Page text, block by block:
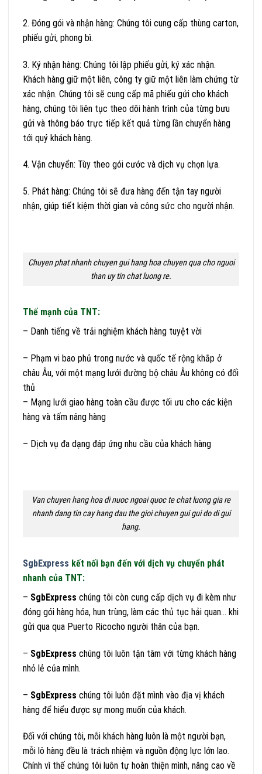
2. Đóng gói và nhận hàng: Chúng tôi cung cấp thùng carton,
phiếu gửi, phong bì.
3. Ký nhận hàng: Chúng tôi lập phiếu gửi, ký xác nhận.
Khách hàng giữ một liên, công ty giữ một liên làm chứng từ
xác nhận. Chúng tôi sẽ cung cấp mã phiếu gửi cho khách
hàng, chúng tôi liên tục theo dõi hành trình của từng bưu
gửi và thông báo trực tiếp kết quả từng lần chuyển hàng
tới quý khách hàng.
4. Vận chuyển: Tùy theo gói cước và dịch vụ chọn lựa.
5. Phát hàng: Chúng tôi sẽ đưa hàng đến tận tay người
nhận, giúp tiết kiệm thời gian và công sức cho người nhận.
Chuyen phat nhanh chuyen gui hang hoa chuyen qua cho nguoi
than uy tin chat luong re.
Thế mạnh của TNT:
– Danh tiếng về trải nghiệm khách hàng tuyệt vời
– Phạm vi bao phủ trong nước và quốc tế rộng khắp ở
châu Âu, với một mạng lưới đường bộ châu Âu không có đối
thủ
– Mạng lưới giao hàng toàn cầu được tối ưu cho các kiện
hàng và tấm nâng hàng
– Dịch vụ đa dạng đáp ứng nhu cầu của khách hàng
Van chuyen hang hoa di nuoc ngoai quoc te chat luong gia re
nhanh dang tin cay hang dau the gioi chuyen gui gui do di gui
hang.
SgbExpress kết nối bạn đến với dịch vụ chuyển phát
nhanh của TNT:
– SgbExpress chúng tôi còn cung cấp dịch vụ đi kèm như
đóng gói hàng hóa, hun trùng, làm các thủ tục hải quan… khi
gửi qua qua Puerto Ricocho người thân của bạn.
– SgbExpress chúng tôi luôn tận tâm với từng khách hàng
nhỏ lẻ của mình.
– SgbExpress chúng tôi luôn đặt mình vào địa vị khách
hàng để hiểu được sự mong muốn của khách.
Đối với chúng tôi, mỗi khách hàng luôn là một người bạn,
mỗi lô hàng đều là trách nhiệm và nguồn động lực lớn lao.
Chính vì thế chúng tôi luôn tự hoàn thiện mình, nâng cao về